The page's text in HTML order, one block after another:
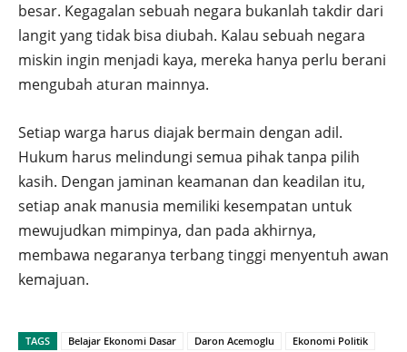
besar. Kegagalan sebuah negara bukanlah takdir dari
langit yang tidak bisa diubah. Kalau sebuah negara
miskin ingin menjadi kaya, mereka hanya perlu berani
mengubah aturan mainnya.
Setiap warga harus diajak bermain dengan adil.
Hukum harus melindungi semua pihak tanpa pilih
kasih. Dengan jaminan keamanan dan keadilan itu,
setiap anak manusia memiliki kesempatan untuk
mewujudkan mimpinya, dan pada akhirnya,
membawa negaranya terbang tinggi menyentuh awan
kemajuan.
TAGS Belajar Ekonomi Dasar Daron Acemoglu
Ekonomi Politik